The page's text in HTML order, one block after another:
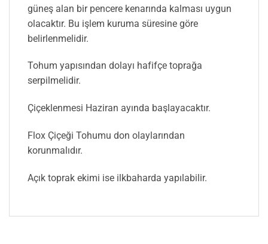
güneş alan bir pencere kenarında kalması uygun
olacaktır. Bu işlem kuruma süresine göre
belirlenmelidir.
Tohum yapısından dolayı hafifçe toprağa
serpilmelidir.
Çiçeklenmesi Haziran ayında başlayacaktır.
Flox Çiçeği Tohumu don olaylarından
korunmalıdır.
Açık toprak ekimi ise ilkbaharda yapılabilir.